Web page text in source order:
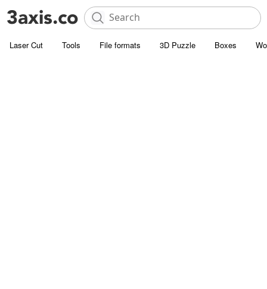
Laser Cut Tools File formats 3D Puzzle Boxes